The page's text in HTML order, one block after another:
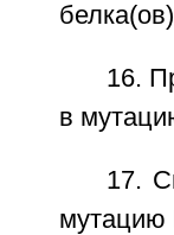
16.
в
17.
мутацию